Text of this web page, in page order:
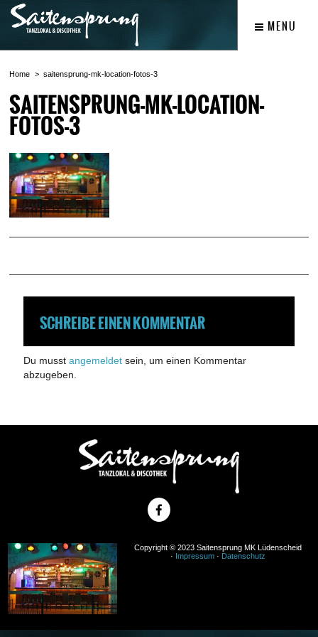
MENU
Home saitensprung-mk-location-fotos-3
SAITENSPRUNG-MK-LOCATION-
FOTOS-3
SCHREIBE EINEN KOMMENTAR
Du musst angemeldet sein, um einen Kommentar
abzugeben.
Copyright © 2023 Saitensprung MK Lüdenscheid
· Impressum· Datenschutz